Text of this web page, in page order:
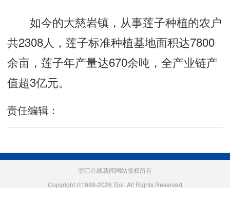
如今的大慈岩镇，从事莲子种植的农户
共2308人，莲子标准种植基地面积达7800
余亩，莲子年产量达670余吨，全产业链产
值超3亿元。
责任编辑：
浙江在线新闻网站版权所有
Copyright ©1999-2026 Zjol. All Rights Reserved